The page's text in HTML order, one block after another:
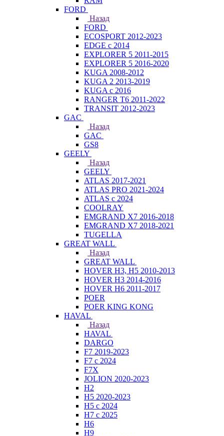
FORD
Назад
FORD
ECOSPORT 2012-2023
EDGE c 2014
EXPLORER 5 2011-2015
EXPLORER 5 2016-2020
KUGA 2008-2012
KUGA 2 2013-2019
KUGA с 2016
RANGER T6 2011-2022
TRANSIT 2012-2023
GAC
Назад
GAC
GS8
GEELY
Назад
GEELY
ATLAS 2017-2021
ATLAS PRO 2021-2024
ATLAS с 2024
COOLRAY
EMGRAND X7 2016-2018
EMGRAND X7 2018-2021
TUGELLA
GREAT WALL
Назад
GREAT WALL
HOVER H3, H5 2010-2013
HOVER H3 2014-2016
HOVER H6 2011-2017
POER
POER KING KONG
HAVAL
Назад
HAVAL
DARGO
F7 2019-2023
F7 с 2024
F7X
JOLION 2020-2023
H2
H5 2020-2023
H5 с 2024
H7 с 2025
H6
H9